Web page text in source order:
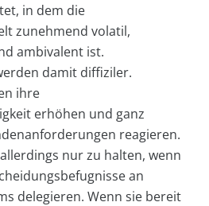
in dem die
zunehmend volatil,
ambivalent ist.
damit diffiziler.
ihre
erhöhen und ganz
reagieren.
nur zu halten, wenn
an
delegieren. Wenn sie bereit